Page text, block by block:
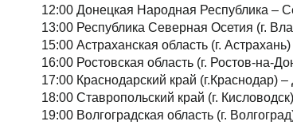
12:00 Донецкая Народная Республика –
13:00 Республика Северная Осетия (г.
15:00 Астраханская область (г.
16:00 Ростовская область (г. Ростов-на-
17:00 Краснодарский край (г.Краснодар)
18:00 Ставропольский край (г.
19:00 Волгоградская область (г.